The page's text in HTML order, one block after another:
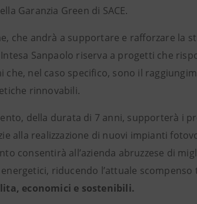
Garanzia Green di SACE.
che andrà a supportare e rafforzare la
Intesa Sanpaolo riserva a progetti che
che, nel caso specifico, sono il
rinnovabili.
della durata di 7 anni, supporterà i
alla realizzazione di nuovi impianti
consentirà all’azienda abruzzese di
riducendo l’attuale
economici e sostenibili.